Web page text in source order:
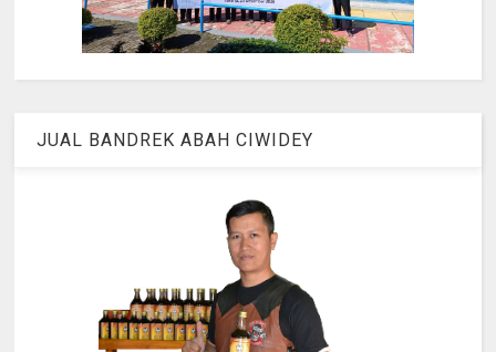
JUAL BANDREK ABAH CIWIDEY